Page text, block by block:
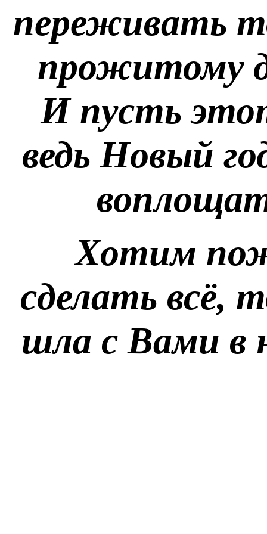
переживать
прожитому
И пусть
ведь Новый
Хотим
сделать всё,
шла с Вами в